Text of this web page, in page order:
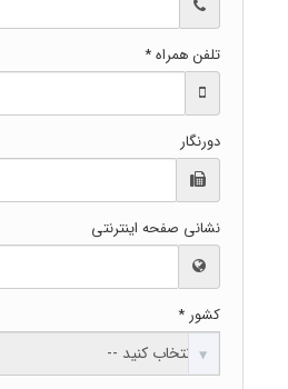
تلفن همراه *
دورنگار
نشانی صفحه اینترنتی
کشور *